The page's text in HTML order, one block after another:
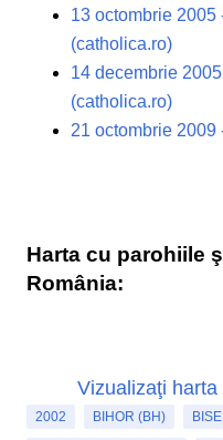
13 octombrie 2005
(catholica.ro)
14 decembrie
(catholica.ro)
21 octombrie 2009
Harta cu parohiile
România:
Vizualizaţi
2002 BIHOR (BH)